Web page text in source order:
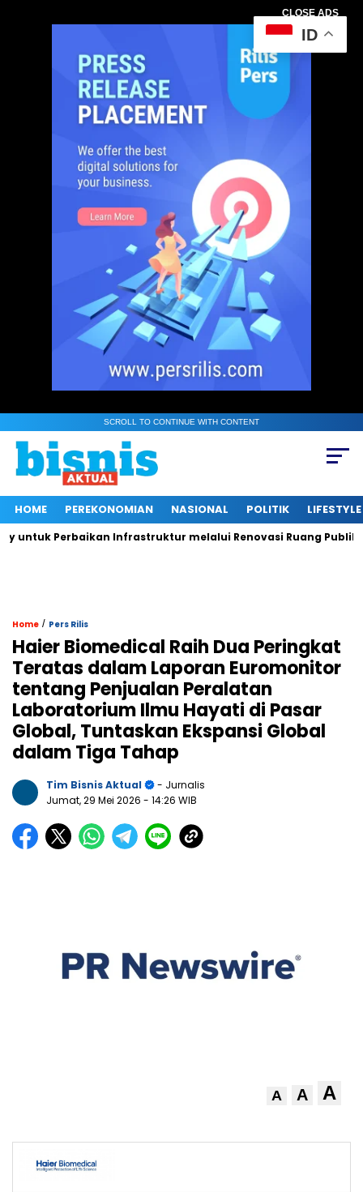
CLOSE ADS
SCROLL TO CONTINUE WITH CONTENT
HOME PEREKONOMIAN NASIONAL POLITIK LIFESTYLE
Perbaikan Infrastruktur melalui Renovasi Ruang Publik
Home / Pers Rilis
Haier Biomedical Raih Dua Peringkat
Teratas dalam Laporan Euromonitor
tentang Penjualan Peralatan
Laboratorium Ilmu Hayati di Pasar
Global, Tuntaskan Ekspansi Global
dalam Tiga Tahap
Tim Bisnis Aktual
- Jurnalis
Jumat, 29 Mei 2026 - 14:26 WIB
A A A
ID